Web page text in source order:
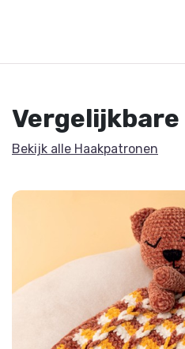
Bekijk alle Haakpatronen